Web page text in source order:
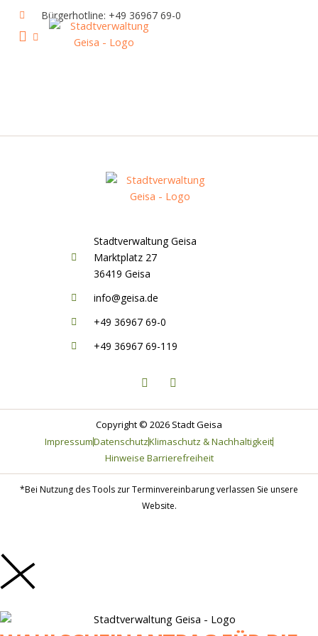
springen
Bürgerhotline: +49 36967 69-0
Stadtverwaltung Geisa
Marktplatz 27
36419 Geisa
info@geisa.de
+49 36967 69-0
+49 36967 69-119
a
c
b
o
o
k
-
n
s
a
g
a
m
Copyright © 2026 Stadt Geisa
ImpressumDatenschutzKlimaschutz & Nachhaltigkeit
Hinweise Barrierefreiheit
*Bei Nutzung des Tools zur Terminvereinbarung verlassen Sie unsere
Website.